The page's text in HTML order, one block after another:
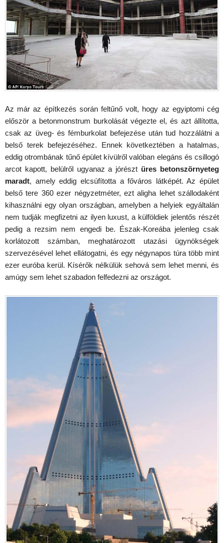
Az már az építkezés során feltűnő volt, hogy az egyiptomi cég
először a betonmonstrum burkolását végezte el, és azt állította,
csak az üveg- és fémburkolat befejezése után tud hozzálátni a
belső terek befejezéséhez. Ennek következtében a hatalmas,
eddig otrombának tűnő épület kívülről valóban elegáns és csillogó
arcot kapott, belülről ugyanaz a jórészt üres betonszörnyeteg
maradt, amely eddig elcsúfította a főváros látképét. Az épület
belső tere 360 ezer négyzetméter, ezt aligha lehet szállodaként
kihasználni egy olyan országban, amelyben a helyiek egyáltalán
nem tudják megfizetni az ilyen luxust, a külföldiek jelentős részét
pedig a rezsim nem engedi be. Észak-Koreába jelenleg csak
korlátozott számban, meghatározott utazási ügynökségek
szervezésével lehet ellátogatni, és egy négynapos túra több mint
ezer euróba kerül. Kísérők nélkülük sehová sem lehet menni, és
amúgy sem lehet szabadon felfedezni az országot.